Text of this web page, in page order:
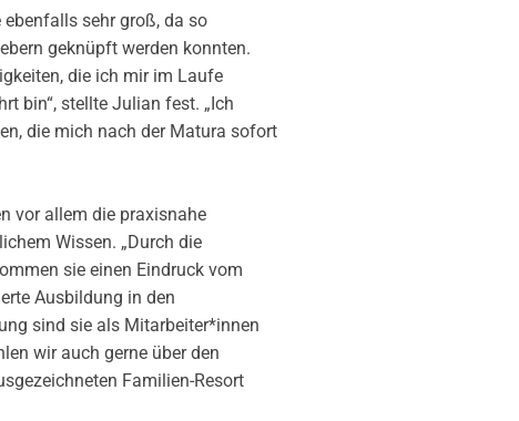
sehr groß, da so
geknüpft werden konnten.
die ich mir im Laufe
bin“, stellte Julian fest. „Ich
die mich nach der Matura sofort
vor allem die praxisnahe
Wissen. „Durch die
sie einen Eindruck vom
Ausbildung in den
sind sie als Mitarbeiter*innen
wir auch gerne über den
Familien-Resort